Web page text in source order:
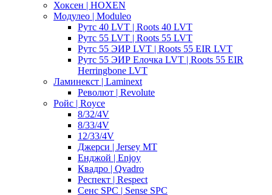
Хоксен | HOXEN
Модулео | Moduleo
Рутс 40 LVT | Roots 40 LVT
Рутс 55 LVT | Roots 55 LVT
Рутс 55 ЭИР LVT | Roots 55 EIR LVT
Рутс 55 ЭИР Елочка LVT | Roots 55 EIR
Herringbone LVT
Ламинекст | Laminext
Револют | Revolute
Ройс | Royce
8/32/4V
8/33/4V
12/33/4V
Джерси | Jersey MT
Енджой | Enjoy
Квадро | Qvadro
Респект | Respect
Сенс SPC | Sense SPC